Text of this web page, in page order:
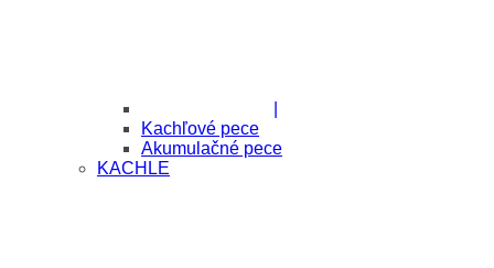
Kachľové pece
Akumulačné pece
KACHLE